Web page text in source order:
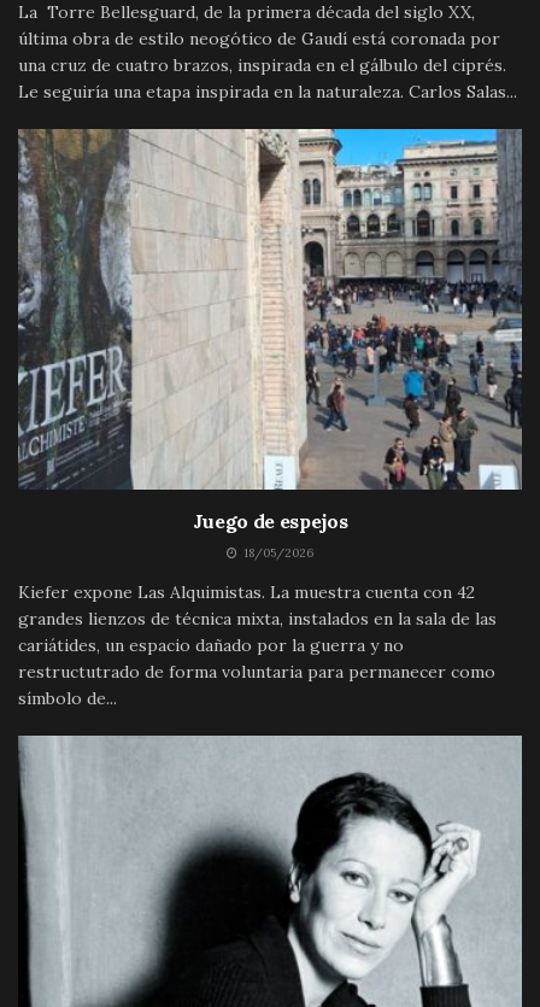
La Torre Bellesguard, de la primera década del siglo XX,
última obra de estilo neogótico de Gaudí está coronada por
una cruz de cuatro brazos, inspirada en el gálbulo del ciprés.
Le seguiría una etapa inspirada en la naturaleza. Carlos Salas...
Juego de espejos
18/05/2026
Kiefer expone Las Alquimistas. La muestra cuenta con 42
grandes lienzos de técnica mixta, instalados en la sala de las
cariátides, un espacio dañado por la guerra y no
restructutrado de forma voluntaria para permanecer como
símbolo de...